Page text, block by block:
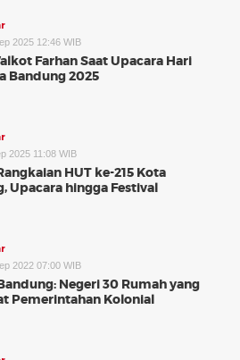
2025 12:46 WIB
Farhan Saat Upacara Hari
Bandung 2025
2025 11:08 WIB
HUT ke-215 Kota
Upacara hingga Festival
2022 07:00 WIB
Negeri 30 Rumah yang
Pemerintahan Kolonial